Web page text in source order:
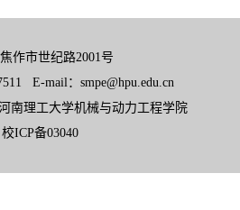
作市世纪路2001号
E-mail：smpe@hpu.edu.cn
南理工大学机械与动力工程学院
校ICP备03040